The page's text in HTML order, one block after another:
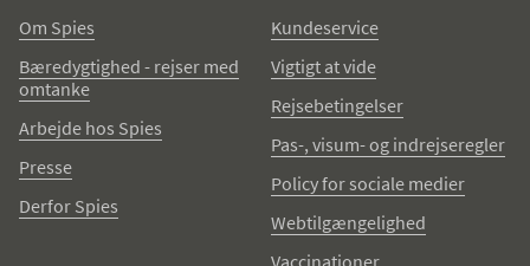
Om Spies
Bæredygtighed - rejser med
omtanke
Arbejde hos Spies
Presse
Derfor Spies
Kundeservice
Vigtigt at vide
Rejsebetingelser
Pas-, visum- og indrejseregler
Policy for sociale medier
Webtilgængelighed
Vaccinationer